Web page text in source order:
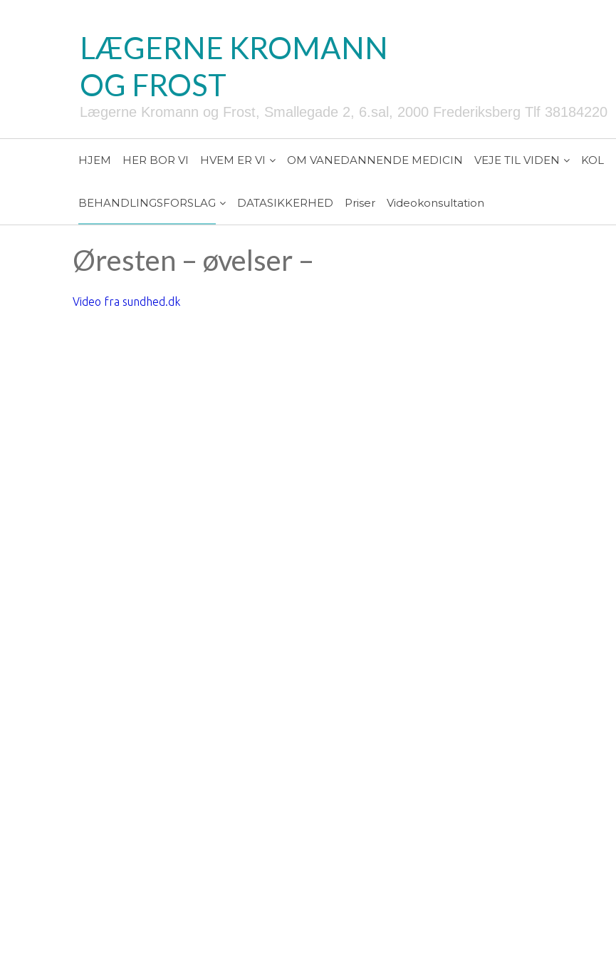
LÆGERNE KROMANN
OG FROST
Lægerne Kromann og Frost, Smallegade 2, 6.sal, 2000 Frederiksberg Tlf 38184220
HJEM HER BOR VI HVEM ER VI OM VANEDANNENDE MEDICIN VEJE TIL VIDEN KOL
BEHANDLINGSFORSLAG DATASIKKERHED Priser Videokonsultation
Øresten – øvelser –
Video fra sundhed.dk